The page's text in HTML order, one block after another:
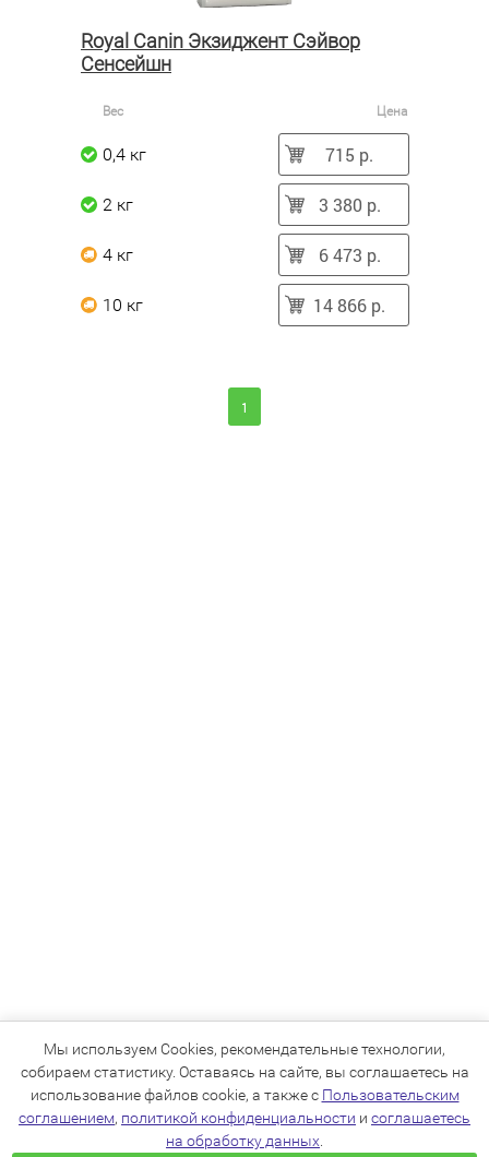
Royal Canin Экзиджент Сэйвор
Сенсейшн
Вес Цена
0,4 кг 715 р.
2 кг 3 380 р.
4 кг 6 473 р.
10 кг 14 866 р.
1
Мы используем Cookies, рекомендательные технологии,
собираем статистику. Оставаясь на сайте, вы соглашаетесь на
использование файлов cookie, а также с Пользовательским
соглашением, политикой конфиденциальности и соглашаетесь
на обработку данных